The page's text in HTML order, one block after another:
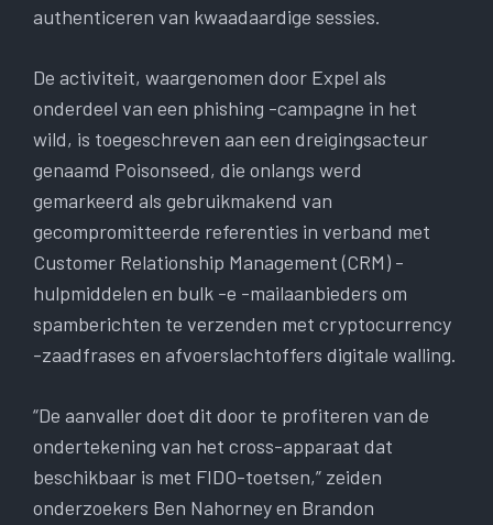
authenticeren van kwaadaardige sessies.
De activiteit, waargenomen door Expel als
onderdeel van een phishing -campagne in het
wild, is toegeschreven aan een dreigingsacteur
genaamd Poisonseed, die onlangs werd
gemarkeerd als gebruikmakend van
gecompromitteerde referenties in verband met
Customer Relationship Management (CRM) -
hulpmiddelen en bulk -e -mailaanbieders om
spamberichten te verzenden met cryptocurrency
-zaadfrases en afvoerslachtoffers digitale walling.
“De aanvaller doet dit door te profiteren van de
ondertekening van het cross-apparaat dat
beschikbaar is met FIDO-toetsen,” zeiden
onderzoekers Ben Nahorney en Brandon